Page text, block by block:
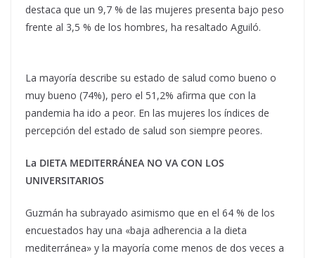
destaca que un 9,7 % de las mujeres presenta bajo peso
frente al 3,5 % de los hombres, ha resaltado Aguiló.
La mayoría describe su estado de salud como bueno o
muy bueno (74%), pero el 51,2% afirma que con la
pandemia ha ido a peor. En las mujeres los índices de
percepción del estado de salud son siempre peores.
La DIETA MEDITERRÁNEA NO VA CON LOS
UNIVERSITARIOS
Guzmán ha subrayado asimismo que en el 64 % de los
encuestados hay una «baja adherencia a la dieta
mediterránea» y la mayoría come menos de dos veces a